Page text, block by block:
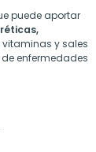
puede aportar
y sales
enfermedades